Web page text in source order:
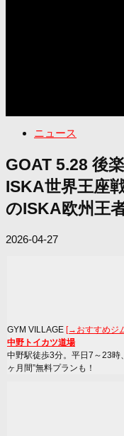
ニュース
GOAT 5.28 後
ISKA世界王座
のISKA欧州王
2026-04-27
GYM VILLAGE [→おすすめジ
中野トイカツ道場
中野駅徒歩3分。平日7～23時
ヶ月間”無料プランも！